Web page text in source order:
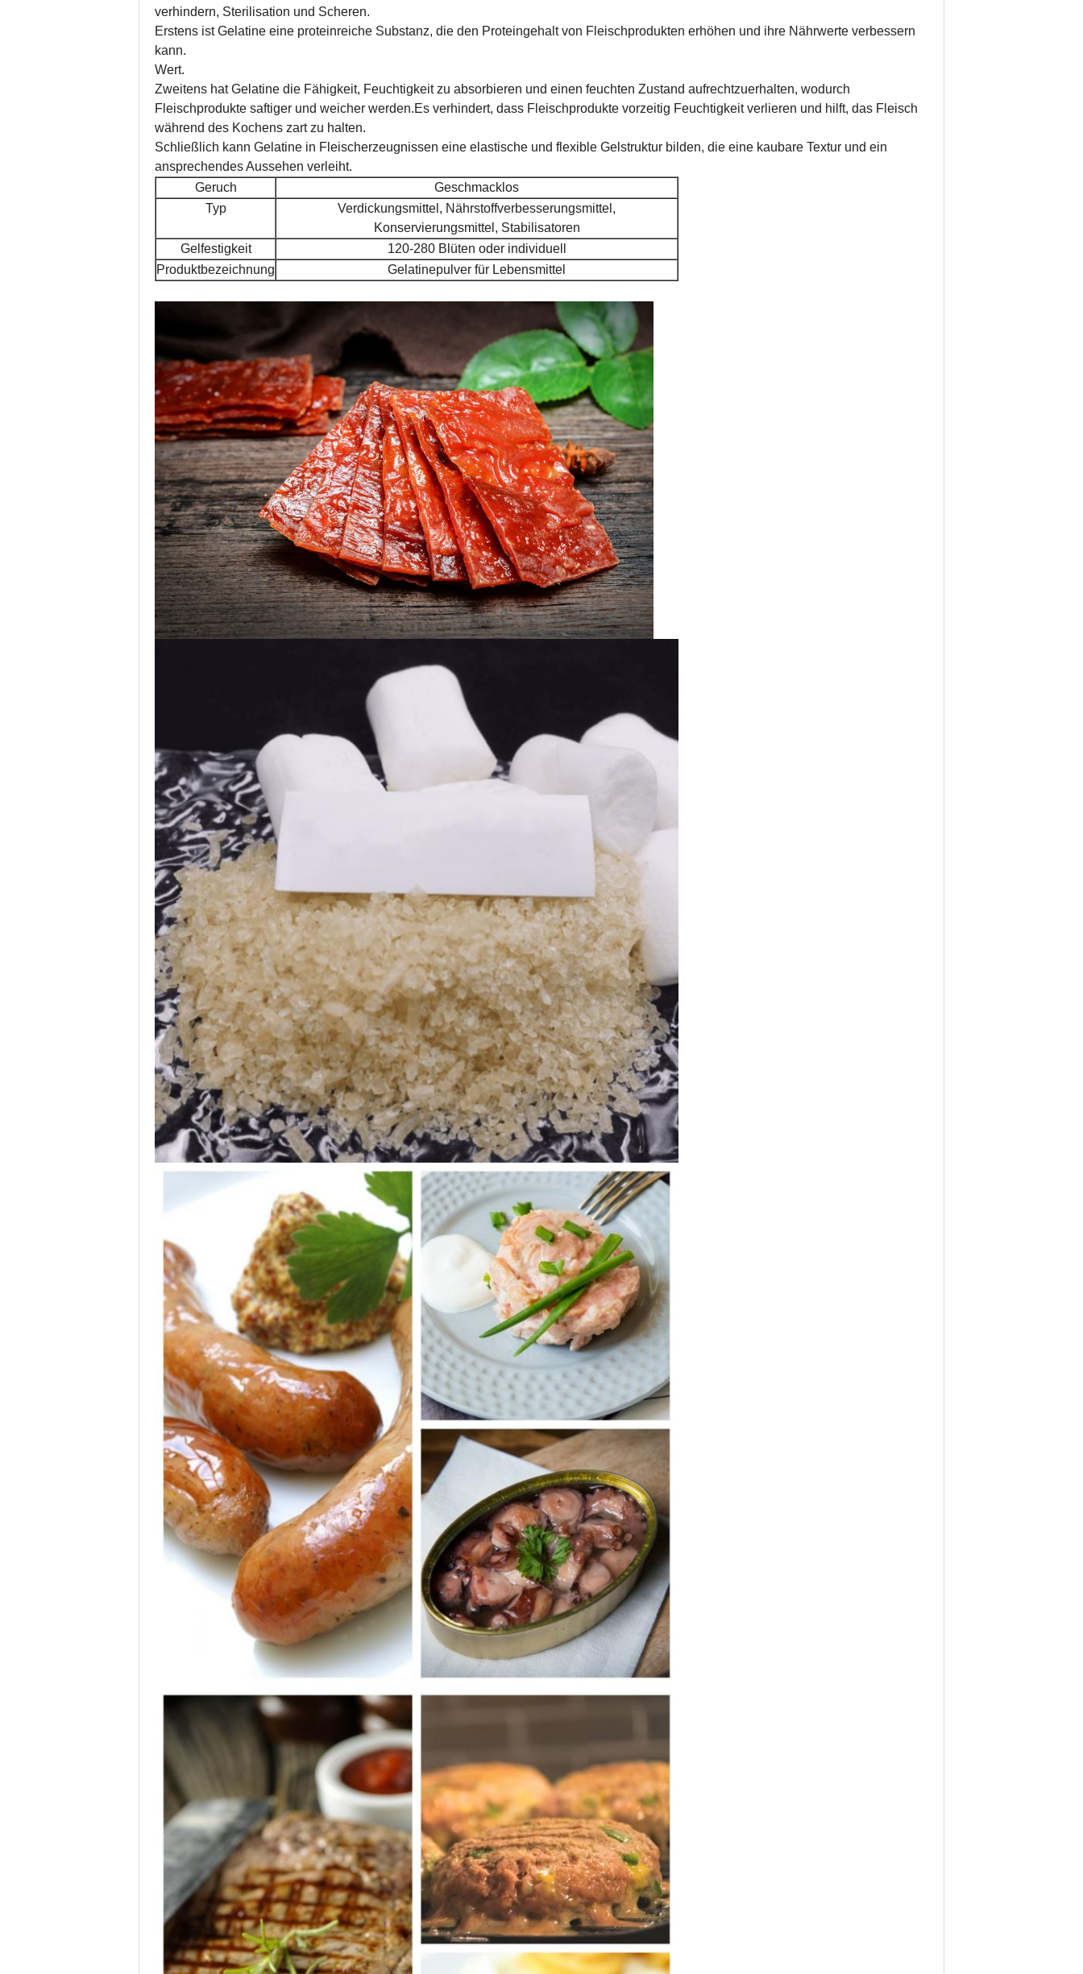
Hinterlass eine Nachricht
Wir rufen Sie bald zurück!
EINREICHUNGEN
verhindern, Sterilisation und Scheren.
Erstens ist Gelatine eine proteinreiche Substanz, die den Proteingehalt von Fleischprodukten erhöhen und ihre Nährwerte verbessern
kann.
Wert.
Zweitens hat Gelatine die Fähigkeit, Feuchtigkeit zu absorbieren und einen feuchten Zustand aufrechtzuerhalten, wodurch
Fleischprodukte saftiger und weicher werden.Es verhindert, dass Fleischprodukte vorzeitig Feuchtigkeit verlieren und hilft, das Fleisch
während des Kochens zart zu halten.
Schließlich kann Gelatine in Fleischerzeugnissen eine elastische und flexible Gelstruktur bilden, die eine kaubare Textur und ein
ansprechendes Aussehen verleiht.
Geruch
Geschmacklos
Typ
Verdickungsmittel, Nährstoffverbesserungsmittel,
Konservierungsmittel, Stabilisatoren
Gelfestigkeit
120-280 Blüten oder individuell
Produktbezeichnung
Gelatinepulver für Lebensmittel